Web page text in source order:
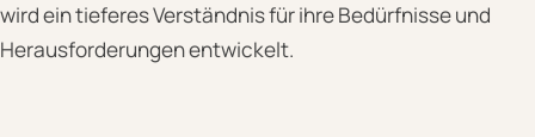
wird ein tieferes Verständnis für ihre Bedürfnisse und
Herausforderungen entwickelt.